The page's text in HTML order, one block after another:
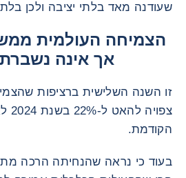
שעודנה מאד בלתי יציבה ולכן
הצמיחה העולמית
אך אינה נשברת
זו השנה השלישית ברציפות
הקודמת.
בעוד כי נראה שהנחיתה הרכה